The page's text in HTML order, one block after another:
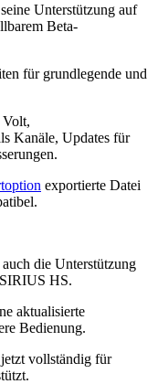
Unterstützung auf
Beta-
für grundlegende und
Kanäle, Updates für
exportierte Datei
die Unterstützung
HS.
aktualisierte
Bedienung.
vollständig für